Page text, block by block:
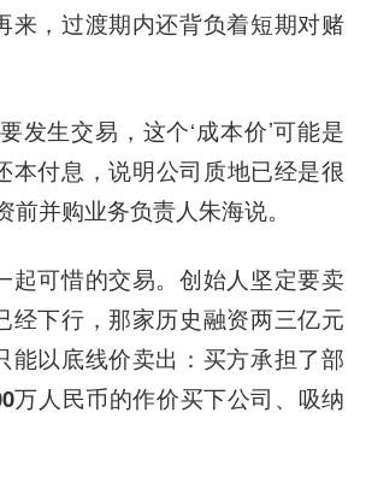
来，过渡期内还背负着短期对赌
发生交易，这个‘成本价’可能是
本付息，说明公司质地已经是很
前并购业务负责人朱海说。
起可惜的交易。创始人坚定要卖
经下行， 那家历史融资两三亿元
能以底线价卖出：买方承担了部
万人民币的作价买下公司、吸纳